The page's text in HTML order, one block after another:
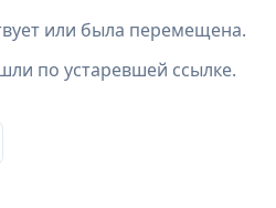
или была перемещена.
по устаревшей ссылке.